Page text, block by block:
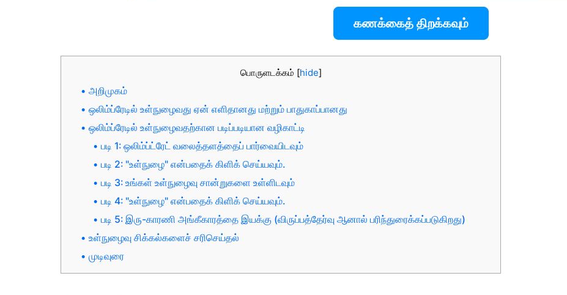
கணக்கைத் திறக்கவும்
பொருளடக்கம் [hide]
அறிமுகம்
ஒலிம்ப்ரேடில் உள்நுழைவது ஏன் எளிதானது மற்றும் பாதுகாப்பானது
ஒலிம்ப்ரேடில் உள்நுழைவதற்கான படிப்படியான வழிகாட்டி
படி 1: ஒலிம்ப்ட்ரேட் வலைத்தளத்தைப் பார்வையிடவும்
படி 2: "உள்நுழை" என்பதைக் கிளிக் செய்யவும்.
படி 3: உங்கள் உள்நுழைவு சான்றுகளை உள்ளிடவும்
படி 4: "உள்நுழை" என்பதைக் கிளிக் செய்யவும்.
படி 5: இரு-காரணி அங்கீகாரத்தை இயக்கு (விருப்பத்தேர்வு ஆனால் பரிந்துரைக்கப்படுகிறது)
உள்நுழைவு சிக்கல்களைச் சரிசெய்தல்
முடிவுரை